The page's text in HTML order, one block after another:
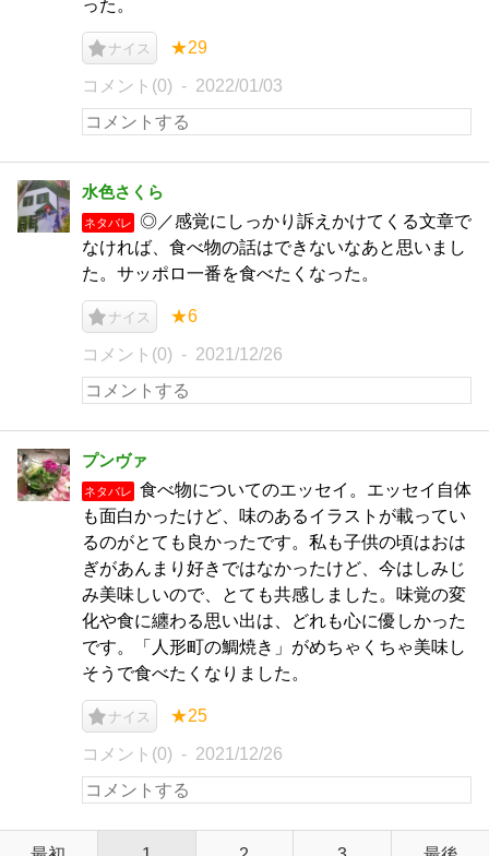
った。
ナイス ★29
コメント(0) 2022/01/03
水色さくら
ネタバレ
◎／感覚にしっかり訴えかけてくる文章で
なければ、食べ物の話はできないなあと思いまし
た。サッポロ一番を食べたくなった。
ナイス ★6
コメント(0) 2021/12/26
プンヴァ
ネタバレ
食べ物についてのエッセイ。エッセイ自体
も面白かったけど、味のあるイラストが載ってい
るのがとても良かったです。私も子供の頃はおは
ぎがあんまり好きではなかったけど、今はしみじ
み美味しいので、とても共感しました。味覚の変
化や食に纏わる思い出は、どれも心に優しかった
です。「人形町の鯛焼き」がめちゃくちゃ美味し
そうで食べたくなりました。
ナイス ★25
コメント(0) 2021/12/26